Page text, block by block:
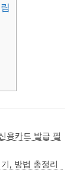
용카드 발급 필
, 방법 총정리